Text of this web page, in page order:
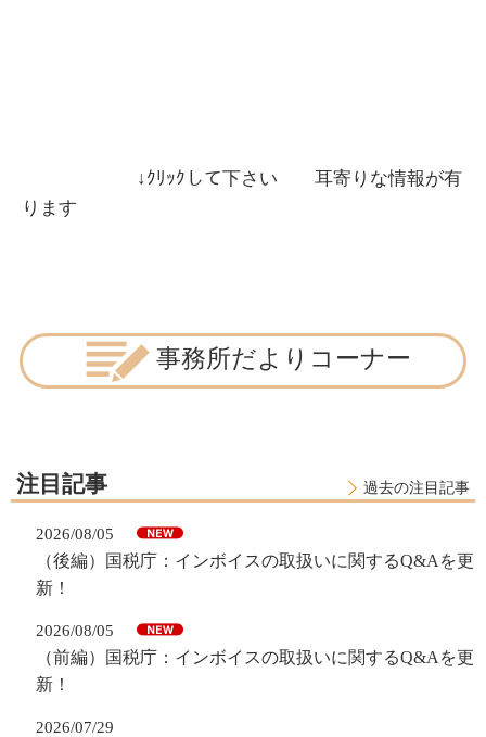
↓ｸﾘｯｸして下さい 耳寄りな情報が有
ります
事務所だよりコーナー
注目記事 過去の注目記事
2026/08/05
（後編）国税庁：インボイスの取扱いに関するQ&Aを更
新！
2026/08/05
（前編）国税庁：インボイスの取扱いに関するQ&Aを更
新！
2026/07/29